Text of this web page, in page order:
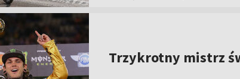
Trzykrotny mistrz